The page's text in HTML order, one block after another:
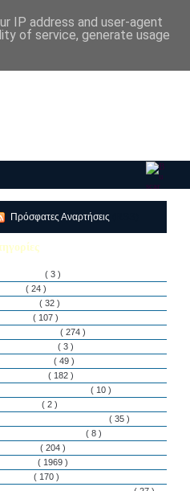
Πρόσφατες Αναρτήσεις
( 3 )
( 24 )
( 32 )
( 107 )
( 274 )
( 3 )
( 49 )
( 182 )
( 10 )
( 2 )
( 35 )
( 8 )
( 204 )
( 1969 )
( 170 )
IP address and user-agent
of service, generate usage